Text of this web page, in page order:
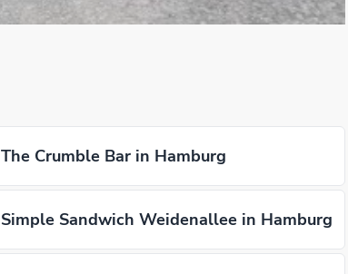
The Crumble Bar in Hamburg
Simple Sandwich Weidenallee in Hamburg